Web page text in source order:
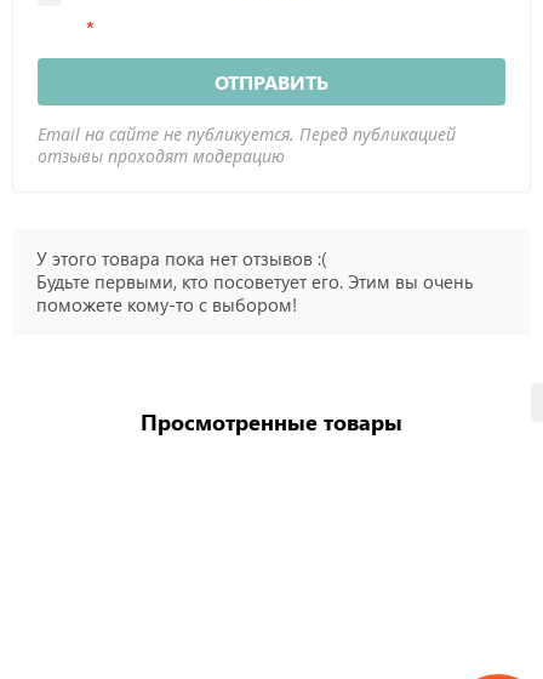
ОТПРАВИТЬ
Email на сайте не публикуется. Перед публикацией
отзывы проходят модерацию
У этого товара пока нет отзывов :(
Будьте первыми, кто посоветует его. Этим вы очень
поможете кому-то с выбором!
Просмотренные товары